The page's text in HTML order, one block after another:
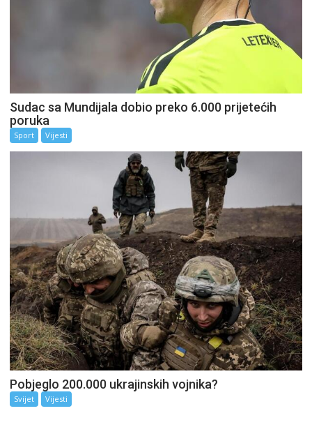
Sudac sa Mundijala dobio preko 6.000 prijetećih
poruka
Sport Vijesti
Pobjeglo 200.000 ukrajinskih vojnika?
Svijet Vijesti